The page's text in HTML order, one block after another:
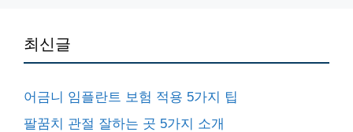
최신글
어금니 임플란트 보험 적용 5가지 팁
팔꿈치 관절 잘하는 곳 5가지 소개